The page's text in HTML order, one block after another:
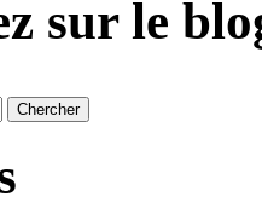
sur le